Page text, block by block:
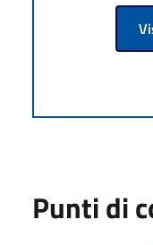
Punti di